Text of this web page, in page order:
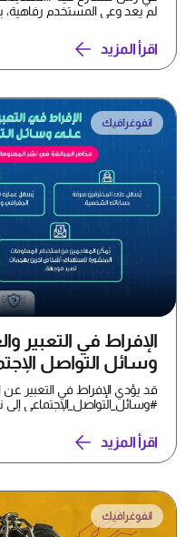
لم يعد وعي المستخدم رفاهية،
اقرأ المزيد
انفوغرافيك
الإفراط في التعبير
وسائل التواصل
قد يؤدي الإفراط في التعبير
#وسائل_التواصل_الإجتماعي
اقرأ المزيد
انفوغرافيك